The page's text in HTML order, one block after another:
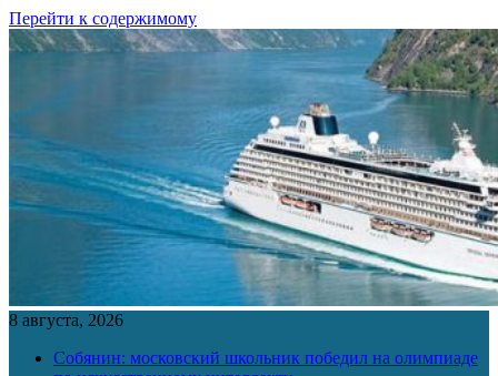
Перейти к содержимому
8 августа, 2026
Собянин: московский школьник победил на олимпиаде